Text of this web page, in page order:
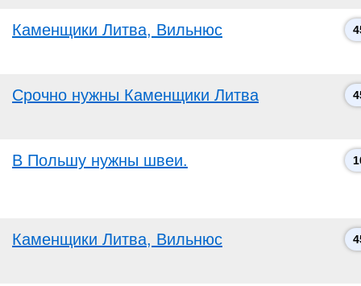
Каменщики Литва, Вильнюс
Срочно нужны Каменщики Литва
В Польшу нужны швеи.
Каменщики Литва, Вильнюс